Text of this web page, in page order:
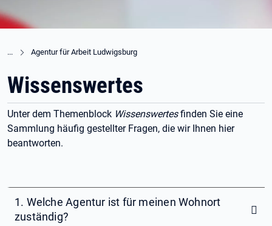
Agentur für Arbeit Ludwigsburg
Wissenswertes
Unter dem Themenblock Wissenswertesfinden Sie eine
Sammlung häufig gestellter Fragen, die wir Ihnen hier
beantworten.
1. Welche Agentur ist für meinen Wohnort
zuständig?